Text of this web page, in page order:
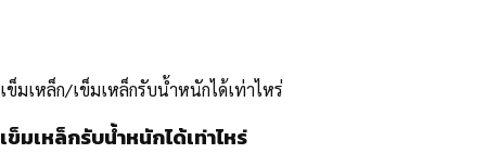
เข็มเหล็ก/เข็มเหล็กรับน้ำหนักได้เท่าไหร่
เข็มเหล็กรับน้ำหนักได้เท่าไหร่